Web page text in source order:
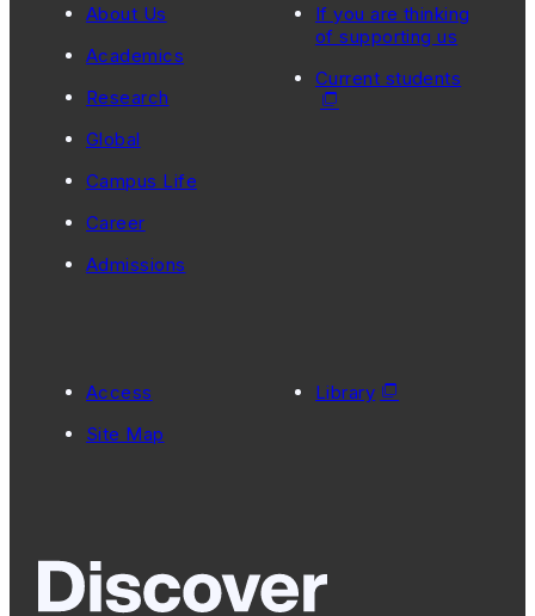
About Us
Academics
Research
Global
Campus Life
Career
Admissions
If you are thinking
of supporting us
Current students
Access
Site Map
Library